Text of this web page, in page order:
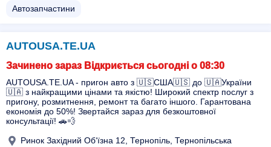
Автозапчастини
AUTOUSA.TE.UA
Зачинено зараз Відкриється сьогодні о 08:30
AUTOUSA.TE.UA - пригон авто з 🇺🇸США🇺🇸 до 🇺🇦України
🇺🇦 з найкращими цінами та якістю! Широкий спектр послуг з
пригону, розмитнення, ремонт та багато іншого. Гарантована
економія до 50%! Звертайся зараз для безкоштовної
консультації! 🚗💨
Ринок Західний Об‘їзна 12, Тернопіль, Тернопільська